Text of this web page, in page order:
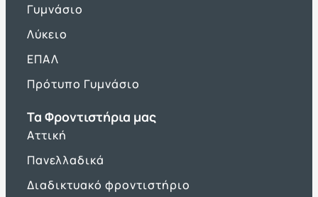
Γυμνάσιο
Λύκειο
ΕΠΑΛ
Πρότυπο Γυμνάσιο
Τα Φροντιστήρια μας
Αττική
Πανελλαδικά
Διαδικτυακό φροντιστήριο